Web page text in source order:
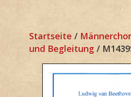
Startseite / Männerchor
und Begleitung /